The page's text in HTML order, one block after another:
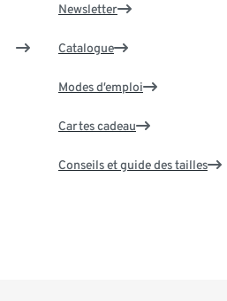
Newsletter
Catalogue
Modes d’emploi
Cartes cadeau
Conseils et guide des tailles